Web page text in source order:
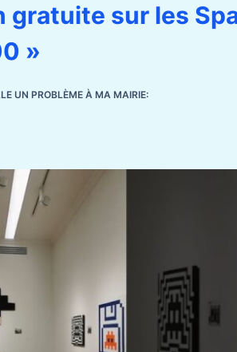
sur les
»
UN PROBLÈME À MA MAIRIE: